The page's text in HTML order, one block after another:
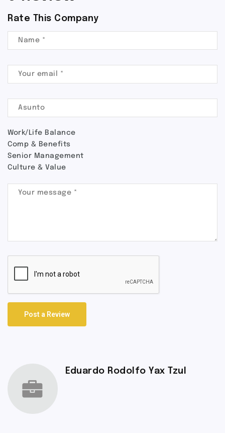
Rate This Company
Work/Life Balance
Comp & Benefits
Senior Management
Culture & Value
Post a Review
Eduardo Rodolfo Yax Tzul